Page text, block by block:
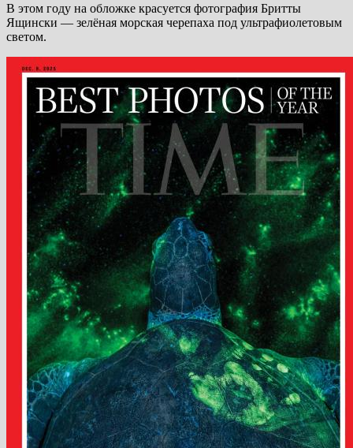
В этом году на обложке красуется фотография Бритты
Ящински — зелёная морская черепаха под ультрафиолетовым
светом.